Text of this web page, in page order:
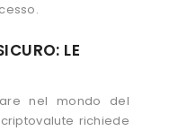
LE
nel mondo del
richiede